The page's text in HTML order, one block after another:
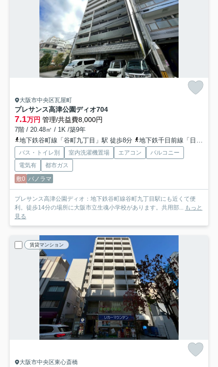
大阪市中央区瓦屋町
プレサンス高津公園ディオ704
7.1万円 管理/共益費8,000円
7階 / 20.48㎡ / 1K /築9年
地下鉄谷町線「谷町九丁目」駅 徒歩8分
地下鉄千日前線「日本橋」駅 徒歩11分
バス・トイレ別 室内洗濯機置場 エアコン
バルコニー
電気有
都市ガス
敷0 パノラマ
プレサンス高津公園ディオ：地下鉄谷町線谷町九丁目駅にも近くて便
利。徒歩14分の場所に大阪市立生魂小学校があります。共用部... もっと
見る
賃貸マンション
大阪市中央区東心斎橋